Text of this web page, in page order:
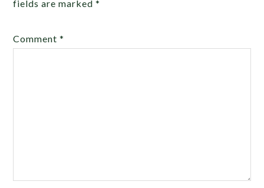
fields are marked*
Comment*